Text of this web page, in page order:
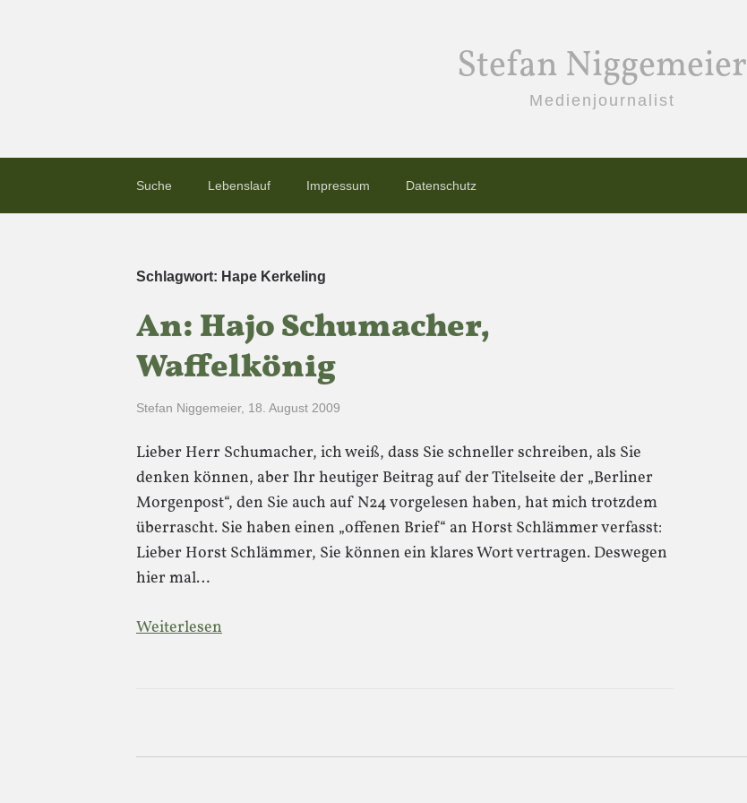
Stefan Niggemeier
Medienjournalist
Suche Lebenslauf Impressum Datenschutz
Schlagwort: Hape Kerkeling
An: Hajo Schumacher,
Waffelkönig
Stefan Niggemeier, 18. August 2009
Lieber Herr Schumacher, ich weiß, dass Sie schneller schreiben, als Sie
denken können, aber Ihr heutiger Beitrag auf der Titelseite der „Berliner
Morgenpost“, den Sie auch auf N24 vorgelesen haben, hat mich trotzdem
überrascht. Sie haben einen „offenen Brief“ an Horst Schlämmer verfasst:
Lieber Horst Schlämmer, Sie können ein klares Wort vertragen. Deswegen
hier mal…
Weiterlesen